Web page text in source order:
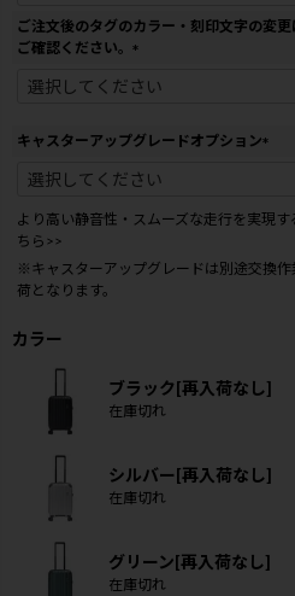
ご注文後のタグのカラー・刻印文字の変
ご確認ください。
必
)
キャスターアップグレードオプション
須
)
より高い静音性・スムーズな走行を実現
ちら>>
※キャスターアップグレードは別途交換
荷となります。
カラー
ブラック[再入荷なし]
在庫切れ
シルバー[再入荷なし]
在庫切れ
グリーン[再入荷なし]
在庫切れ